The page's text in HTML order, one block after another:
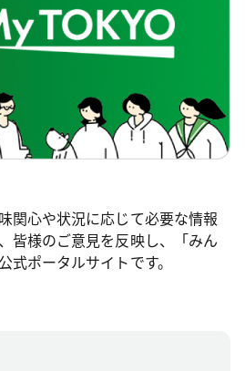
関心や状況に応じて必要な情報
皆様のご意見を反映し、「みん
式ポータルサイトです。